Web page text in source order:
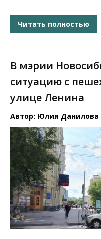
Читать полностью
В мэрии
ситуацию с
улице Ленина
Автор: Юлия Данилова